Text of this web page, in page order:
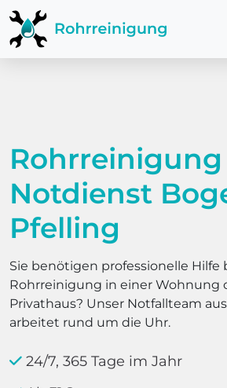
Rohrreinigung
Notdienst
Pfelling
Sie benötigen professionelle Hilfe
Rohrreinigung in einer Wohnung
Privathaus? Unser Notfallteam
arbeitet rund um die Uhr.
24/7, 365 Tage im Jahr